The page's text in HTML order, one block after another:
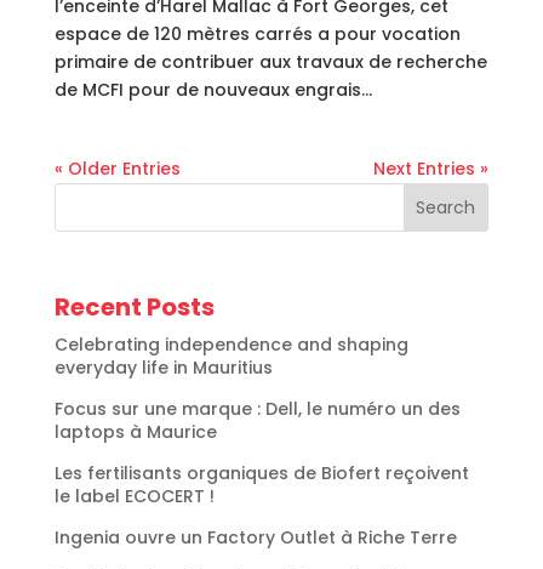
l’enceinte d’Harel Mallac à Fort Georges, cet
espace de 120 mètres carrés a pour vocation
primaire de contribuer aux travaux de recherche
de MCFI pour de nouveaux engrais...
« Older Entries
Next Entries »
Search
Recent Posts
Celebrating independence and shaping
everyday life in Mauritius
Focus sur une marque : Dell, le numéro un des
laptops à Maurice
Les fertilisants organiques de Biofert reçoivent
le label ECOCERT !
Ingenia ouvre un Factory Outlet à Riche Terre